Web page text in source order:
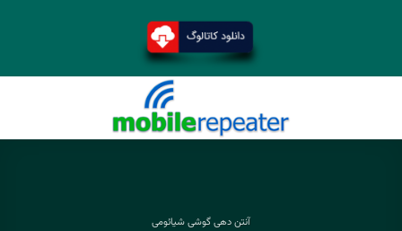
آنتن دهی گوشی شیائومی